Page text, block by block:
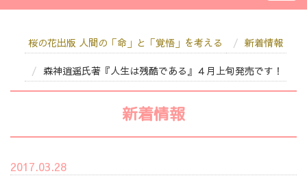
桜の花出版 人間の「命」と「覚悟」を考える 新着情報
森神逍遥氏著『人生は残酷である』４月上旬発売です！
新着情報
2017.03.28